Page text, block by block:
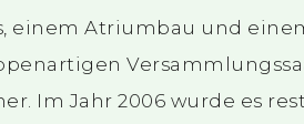
einem Atriumbau und
Im Jahr 2006 wurde es